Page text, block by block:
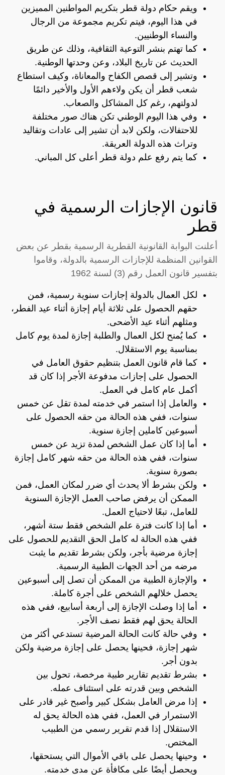
ويقم حكام دولة قطر بتكريم المواطنين المميزين
في هذا اليوم، فيتم تكريم مجموعة من الرجال
والنساء الوطنيين.
كما تهتم بنشر التوعية الثقافية، وذلك عن طريق
الحديث عن تاريخ البلاد، وعن وحدتها الوطنية.
وتشير إلى قصص الكفاح والمعاناة، وكيف استطاع
شعب قطر أن يكن ولاءهم الأول والأخير دائمًا
لدولتهم، رغم كل المشاكل والصعاب.
وفي هذا اليوم الوطني تكن هناك صور مختلفة
للاحتفالات، ولكن لابد أن تشير إلى عادات وتقاليد
وتراث هذه الدولة العريقة.
كما يتم رفع علم دولة قطر أعلى كل المباني.
قانون الإجازات الرسمية في
قطر
أعلنت البوابة القانونية القطرية الرسمية بقطر عن بعض
القوانين المنظمة للإجازات الرسمية بالدولة، وقاموا
بتفسير قانون العمل رقم (3) لسنة 1962
لكل العمال بالدولة إجازات سنوية رسمية، فمن
حقهم الحصول على ثلاثة أيام إجازة أثناء عيد الفطر،
ومثلهم أثناء عيد الأضحى.
كما يُمنح لكل العمال والطلبة إجازة لمدة يوم كامل
بمناسبة يوم الاستقلال.
كما قام قانون العمل بتنظيم حقوق العامل في
الحصول على إجازات مدفوعة الأجر إذا كان قد
أكمل عام كامل في العمل.
والعامل إذا استمر في خدمته لمدة تقل عن خمس
سنوات، ففي هذه الحالة من حقه الحصول على
أسبوعين كاملين إجازة سنوية.
أما إذا كان عمل الشخص لمدة تزيد عن خمس
سنوات، ففي هذه الحالة من حقه شهر كامل إجازة
بصورة سنوية.
ولكن بشرط ألا يحدث أي ضرر لمكان العمل، فمن
الممكن أن يرفض صاحب العمل الإجازة السنوية
للعامل، تبعًا لاحتياج العمل.
أما إذا كانت فترة علم الشخص فقط ستة أشهر،
ففي هذه الحالة له كامل الحق التقديم للحصول على
إجازة مرضية بأجر، ولكن بشرط تقديم ما يثبت
مرضه من أحد الجهات الطبية الرسمية.
والإجازة الطبية من الممكن أن تصل إلى أسبوعين
يحصل خلالهم الشخص على أجرة كاملة.
أما إذا وصلت الإجازة إلى أربعة أسابيع، ففي هذه
الحالة يحق لهم فقط نصف الأجر.
وفي حالة كانت الحالة المرضية تستدعي أكثر من
شهر إجازة، فحينها يحصل على إجازة مرضية ولكن
بدون أجر.
بشرط تقديم تقارير طبية مرخصة، تحول بين
الشخص وبين قدرته على استئناف عمله.
إذا مرض العامل بشكل كبير وأصبح غير قادر على
الاستمرار في العمل، ففي هذه الحالة يحق له
الاستقلال إذا قدم تقرير رسمي من الطبيب
المختص.
وحينها يحصل على باقي الأموال التي يستحقها،
ويحصل أيضًا على مكافأة عن مدى خدمته.